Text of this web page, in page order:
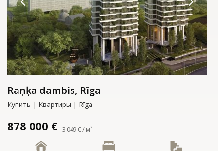
Raņķa dambis, Rīga
Купить | Kвартиры | Rīga
878 000 € 3 049 € / м2